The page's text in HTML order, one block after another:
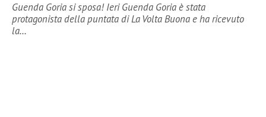
Guenda Goria si sposa! Ieri Guenda Goria è stata
protagonista della puntata di La Volta Buona e ha ricevuto
la…